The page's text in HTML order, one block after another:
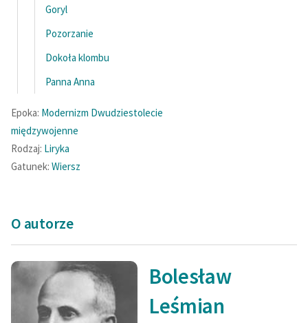
Zasady wykorzystania
Wolnych Lektur
Logotypy
Materiały promocyjne
Polityka prywatności
Regulamin biblioteki
Dane fundacji i
Deklaracja dostępności
Goryl
Pozorzanie
Dokoła klombu
Panna Anna
Epoka: Modernizm Dwudziestolecie
międzywojenne
Rodzaj: Liryka
Gatunek: Wiersz
O autorze
Bolesław
Leśmian